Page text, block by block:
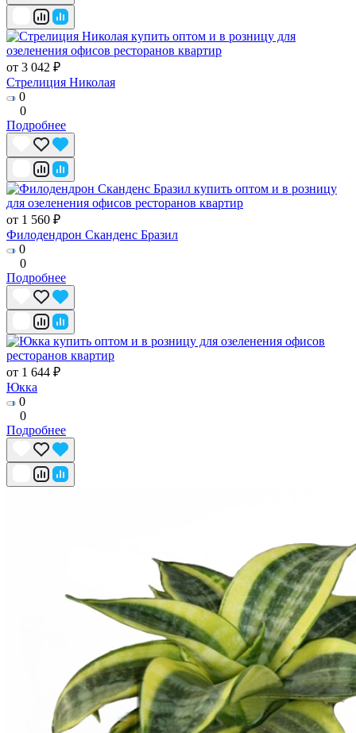
от 3 042 ₽
Стрелиция Николая
0
0
Подробнее
от 1 560 ₽
Филодендрон Сканденс Бразил
0
0
Подробнее
от 1 644 ₽
Юкка
0
0
Подробнее